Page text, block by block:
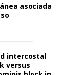
asociada
intercostal
versus